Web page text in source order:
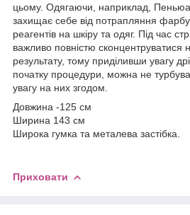
цьому. Одягаючи, наприклад,
захищає себе від потрапляння
реагентів на шкіру та одяг. Під час
важливо повністю сконцентруватися
результату, тому приділивши увагу
початку процедури, можна не
увагу на них згодом.
Довжина -125 см
Ширина 143 см
Широка гумка та металева застібка.
Приховати